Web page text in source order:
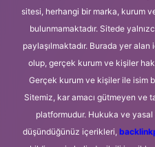
sitesi, herhangi bir marka, kurum
bulunmamaktadır. Sitede
paylaşılmaktadır. Burada yer
olup, gerçek kurum ve kişiler
Gerçek kurum ve kişiler ile isim
Sitemiz, kar amacı gütmeyen ve
platformudur. Hukuka ve yasal
düşündüğünüz içerikleri,